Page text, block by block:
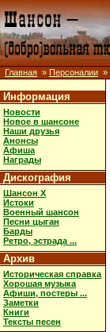
Главная » Персоналии »
Информация
Новости
Новое в шансоне
Наши друзья
Анонсы
Афиша
Награды
Дискография
Шансон X
Истоки
Военный шансон
Песни цыган
Барды
Ретро, эстрада ...
Архив
Историческая справка
Хорошая музыка
Афиши, постеры ...
Заметки
Книги
Тексты песен